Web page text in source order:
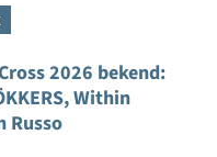
2026 bekend:
Within
Russo